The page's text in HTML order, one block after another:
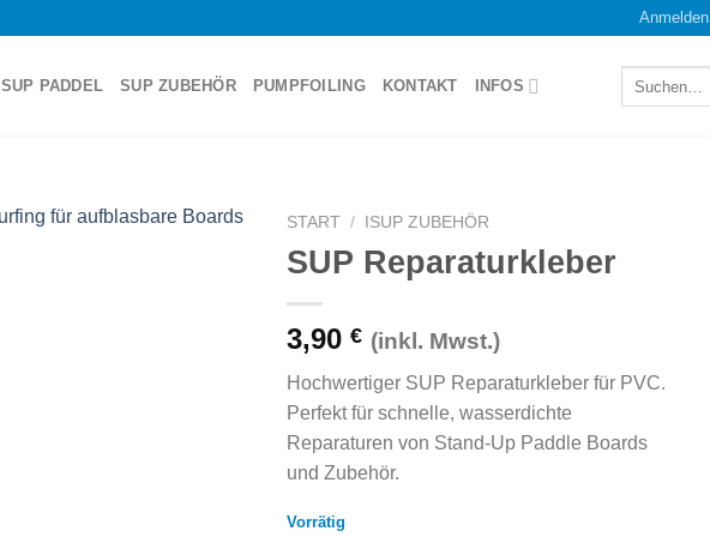
Anmelden
SUP PADDEL SUP ZUBEHÖR PUMPFOILING KONTAKT INFOS
START / ISUP ZUBEHÖR
SUP Reparaturkleber
3,90 € (inkl. Mwst.)
Hochwertiger SUP Reparaturkleber für PVC.
Perfekt für schnelle, wasserdichte
Reparaturen von Stand-Up Paddle Boards
und Zubehör.
Vorrätig